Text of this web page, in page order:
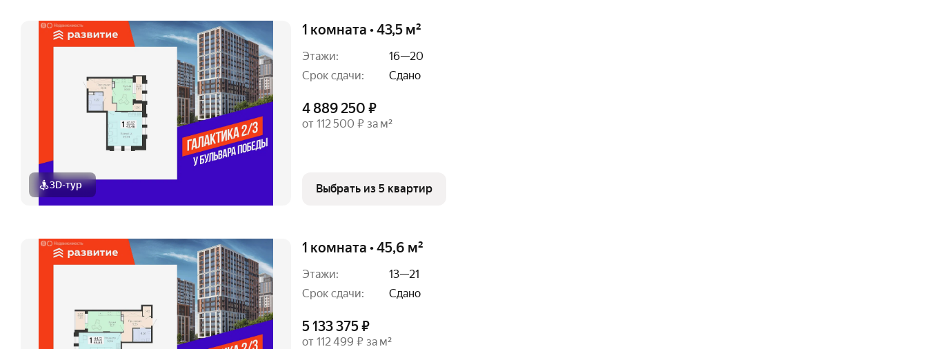
3D-тур
1 комната • 43,5 м²
Этажи:
16—20
Срок сдачи:
Сдано
4 889 250 ₽
от 112 500 ₽ за м²
Выбрать из 5 квартир
1 комната • 45,6 м²
Этажи:
13—21
Срок сдачи:
Сдано
5 133 375 ₽
от 112 499 ₽ за м²